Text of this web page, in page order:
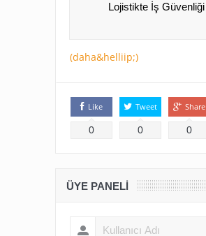
Lojistikte İş Güvenliği
(daha&helliip;)
Like
0
Tweet
0
Share
0
ÜYE PANELI